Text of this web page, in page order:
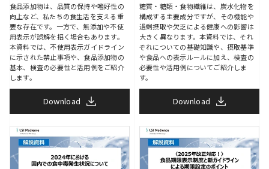
食品添加物は、品質の保持や嗜好性の
向上など、私たちの食生活を支える重
要な存在です。一方で、無添加や不使
用表示が誤解を招く場合もあります。
本資料では、不使用表示ガイドライン
に示された禁止事項や、食品添加物の
基本、検査の必要性と活用例をご紹介
します。
Download
糖質・糖類・食物繊維は、炭水化物を
構成する主要成分ですが、その機能や
過剰摂取や欠乏による健康への影響は
大きく異なります。本資料では、それ
ぞれについての基礎知識や、摂取基準
や食品への表示ルールに加え、検査の
必要性や活用例についてご紹介しま
す。
Download